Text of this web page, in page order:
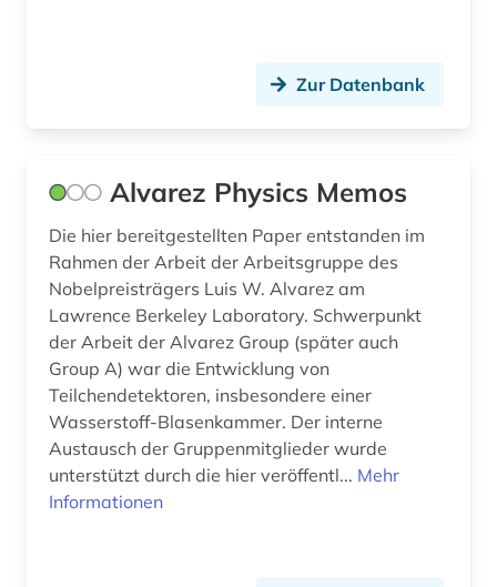
gesundheitsindikator (2)
gesundheitswissenschaften (1)
gewerbliche schutzrechte (3)
gewerblicher rechtsschutz (4)
globalisierung (3)
glossar (1)
grenzflächen (1)
Zur Datenbank
Alvarez Physics Memos
Die hier bereitgestellten Paper entstanden im
Rahmen der Arbeit der Arbeitsgruppe des
Nobelpreisträgers Luis W. Alvarez am
Lawrence Berkeley Laboratory. Schwerpunkt
der Arbeit der Alvarez Group (später auch
Group A) war die Entwicklung von
Teilchendetektoren, insbesondere einer
Wasserstoff-Blasenkammer. Der interne
Austausch der Gruppenmitglieder wurde
unterstützt durch die hier veröffentl... Mehr
Informationen